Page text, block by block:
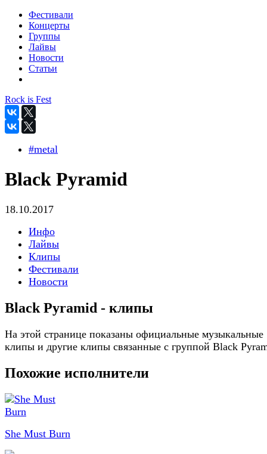
Фестивали
Концерты
Группы
Лайвы
Новости
Статьи
Rock is Fest
#metal
Black Pyramid
18.10.2017
Инфо
Лайвы
Клипы
Фестивали
Новости
Black Pyramid - клипы
На этой странице показаны официальные музыкальные
клипы и другие клипы связанные с группой Black
Похожие исполнители
She Must Burn